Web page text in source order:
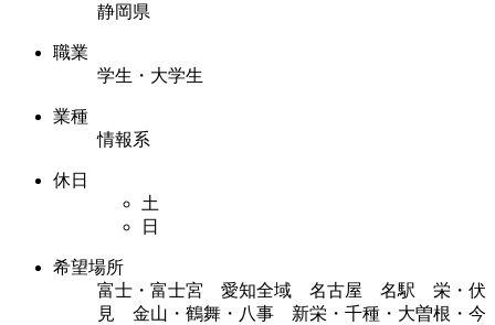
静岡県
職業
学生・大学生
業種
情報系
休日
土
日
希望場所
富士・富士宮 愛知全域 名古屋 名駅 栄・伏
見 金山・鶴舞・八事 新栄・千種・大曽根・今